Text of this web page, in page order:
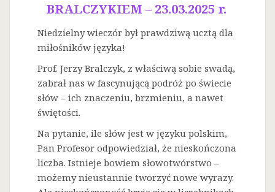
BRALCZYKIEM – 23.03.2025 r.
Niedzielny wieczór był prawdziwą ucztą dla
miłośników języka!
Prof. Jerzy Bralczyk, z właściwą sobie swadą,
zabrał nas w fascynującą podróż po świecie
słów – ich znaczeniu, brzmieniu, a nawet
świętości.
Na pytanie, ile słów jest w języku polskim,
Pan Profesor odpowiedział, że nieskończona
liczba. Istnieje bowiem słowotwórstwo –
możemy nieustannie tworzyć nowe wyrazy.